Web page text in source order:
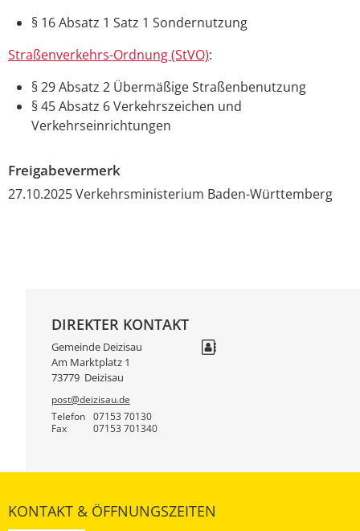
§ 16 Absatz 1 Satz 1 Sondernutzung
Straßenverkehrs-Ordnung (StVO):
§ 29 Absatz 2 Übermäßige Straßenbenutzung
§ 45 Absatz 6Verkehrszeichen und
Verkehrseinrichtungen
Freigabevermerk
27.10.2025 Verkehrsministerium Baden-Württemberg
DIREKTER KONTAKT
Gemeinde Deizisau
Am Marktplatz 1
73779 Deizisau
post@deizisau.de
Telefon
07153 70130
Fax 07153 701340
KONTAKT & ÖFFNUNGSZEITEN